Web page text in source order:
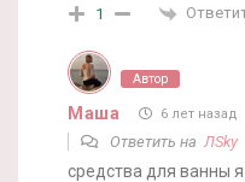
1
Автор
Маша 6 лет назад
Ответить на ЛSky
средства для ванны